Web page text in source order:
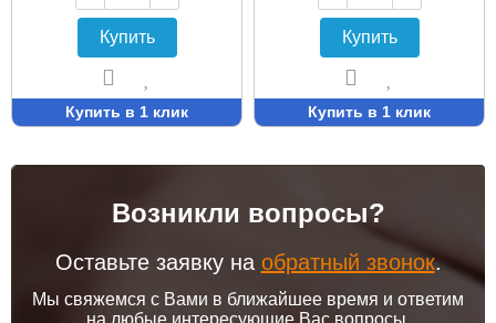
Купить
Купить в 1 клик
Купить
Купить в 1 клик
Возникли вопросы?
Оставьте заявку на обратный звонок.
Мы свяжемся с Вами в ближайшее время и ответим
на любые интересующие Вас вопросы.